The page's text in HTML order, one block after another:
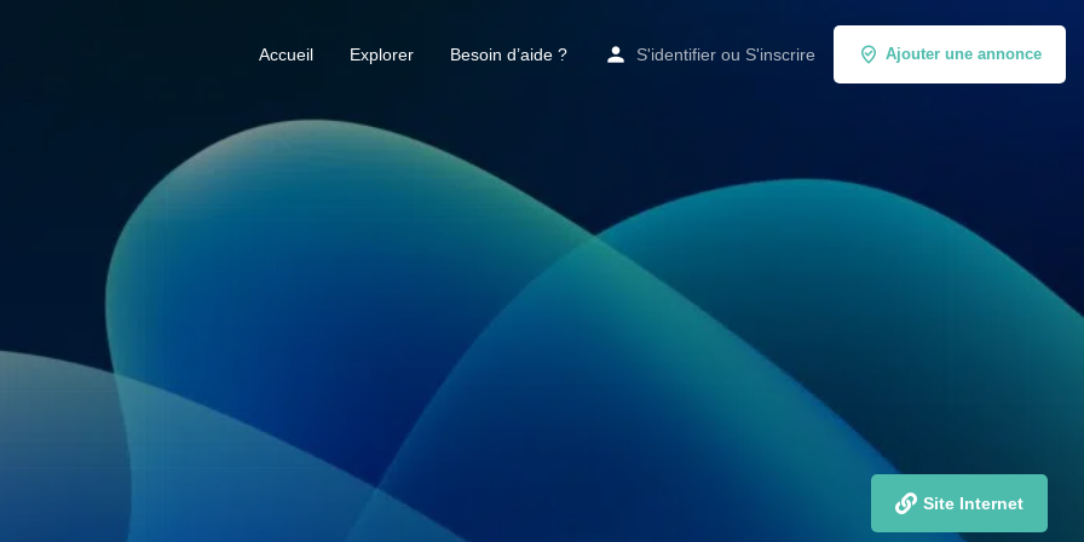
Accueil Explorer Besoin d’aide ? S'identifier ou S'inscrire Ajouter une annonce
Site Internet